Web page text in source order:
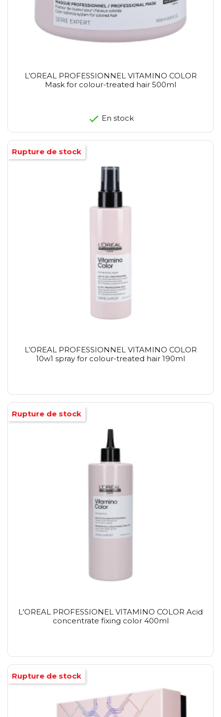
L’OREAL PROFESSIONNEL VITAMINO COLOR
Mask for colour-treated hair 500ml
En stock
L’OREAL PROFESSIONNEL VITAMINO COLOR
10w1 spray for colour-treated hair 190ml
Rupture de stock
L'OREAL PROFESSIONEL VITAMINO COLOR Acid
concentrate fixing color 400ml
Rupture de stock
Rupture de stock